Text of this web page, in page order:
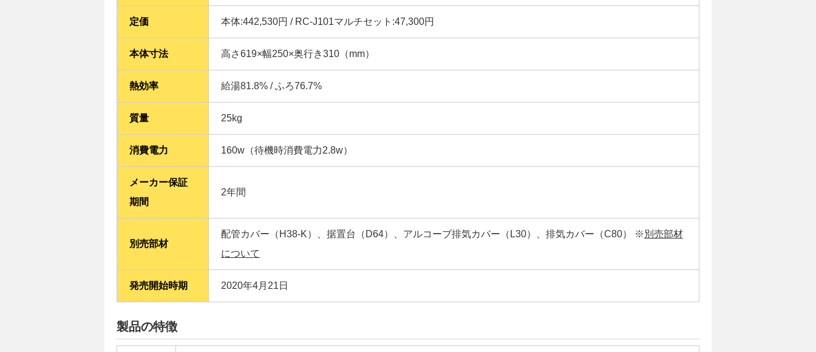
定価 本体:442,530円 / RC-J101マルチセット:47,300円
本体寸法 高さ619×幅250×奥行き310（mm）
熱効率 給湯81.8% / ふろ76.7%
質量 25kg
消費電力 160w（待機時消費電力2.8w）
メーカー保証
期間
2年間
別売部材
配管カバー（H38-K）、据置台（D64）、アルコーブ排気カバー（L30）、排気カバー（C80） ※ 別売部材
について
発売開始時期 2020年4月21日
製品の特徴